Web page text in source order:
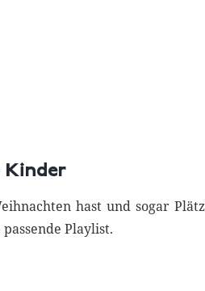
hast und sogar
Playlist.